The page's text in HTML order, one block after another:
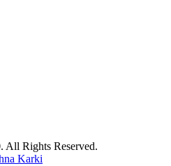
Rights Reserved.
Karki